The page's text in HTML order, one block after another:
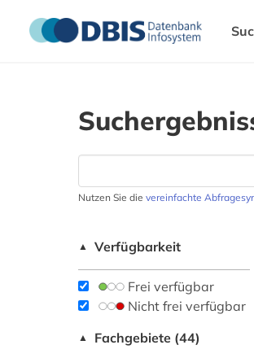
Nutzen Sie die vereinfachte
▲ Verfügbarkeit
Frei verfügbar
Nicht frei verfügbar
▲ Fachgebiete (44)